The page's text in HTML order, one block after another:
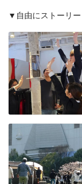
▼自由にストーリ